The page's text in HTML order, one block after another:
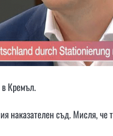
в Кремъл.
наказателен съд. Мисля, че